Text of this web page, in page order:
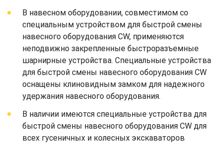
В навесном оборудовании, совместимом со
специальным устройством для быстрой смены
навесного оборудования CW, применяются
неподвижно закрепленные быстроразъемные
шарнирные устройства. Специальные устройства
для быстрой смены навесного оборудования CW
оснащены клиновидным замком для надежного
удержания навесного оборудования.
В наличии имеются специальные устройства для
быстрой смены навесного оборудования CW для
всех гусеничных и колесных экскаваторов